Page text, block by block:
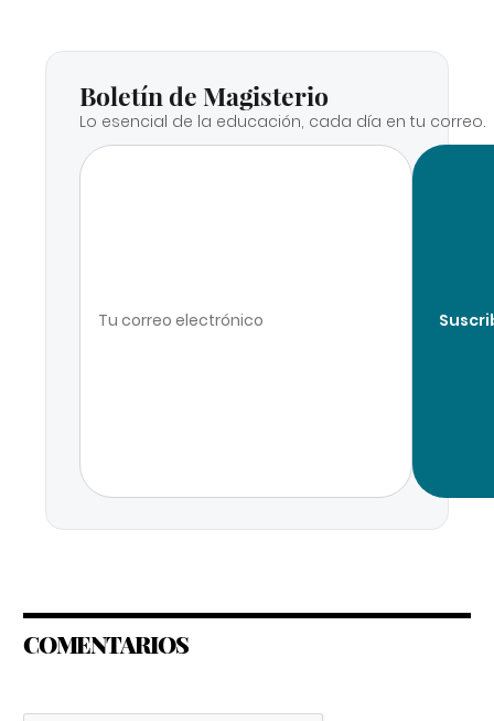
Boletín de Magisterio
Lo esencial de la educación, cada día en tu correo.
COMENTARIOS